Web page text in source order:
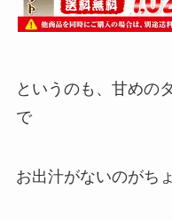
というのも、甘めの
で
お出汁がないのがち